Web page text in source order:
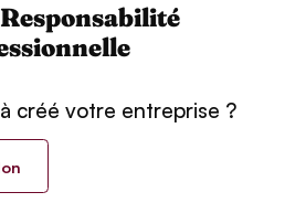
créé votre entreprise ?